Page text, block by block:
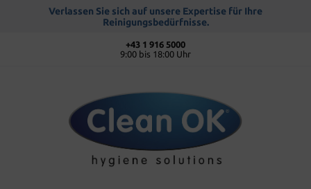
springenVerlassen Sie sich auf unsere Expertise für Ihre
Reinigungsbedürfnisse.
+43 1 916 5000
9:00 bis 18:00 Uhr